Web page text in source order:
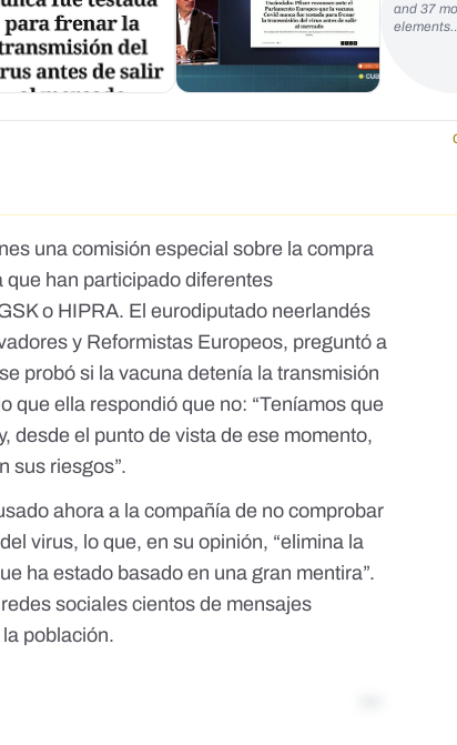
and 37
unacomisión especial sobre la compra
que han participado diferentes
o HIPRA. El eurodiputado neerlandés
y Reformistas Europeos, preguntó a
probó si la vacuna detenía la transmisión
que ella respondió que no: “Teníamos que
desde el punto de vista de ese momento,
sus riesgos”.
ahora a la compañía de no comprobar
virus, lo que, en su opinión, “elimina la
ha estado basado en una gran mentira”.
socialescientos de mensajes
población.